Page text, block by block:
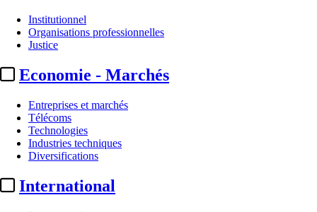
Institutionnel
Organisations professionnelles
Justice
Economie - Marchés
Entreprises et marchés
Télécoms
Technologies
Industries techniques
Diversifications
International